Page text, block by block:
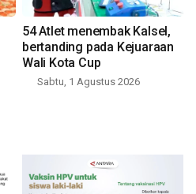
54 Atlet menembak Kalsel,
bertanding pada Kejuaraan
Wali Kota Cup
Sabtu, 1 Agustus 2026